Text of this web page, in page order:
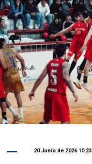
20 Junio de 2026 10.23